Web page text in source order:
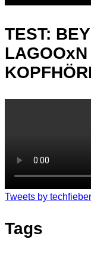
TEST:
Tweets by techfieber
Tags